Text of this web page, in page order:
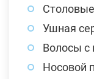
Ушная
Волосы
Носовой